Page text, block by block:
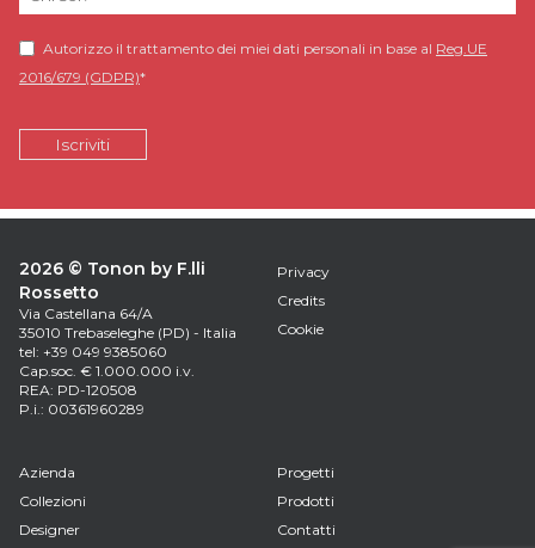
2026 © Tonon by F.lli
Rossetto
Via Castellana 64/A
35010 Trebaseleghe (PD) - Italia
tel: +39 049 9385060
Cap.soc. € 1.000.000 i.v.
REA: PD-120508
P.i.: 00361960289
Privacy
Credits
Cookie
Azienda
Progetti
Collezioni
Prodotti
Designer
Contatti
Autorizzo il trattamento dei miei dati personali in base al Reg.UE
2016/679 (GDPR)*